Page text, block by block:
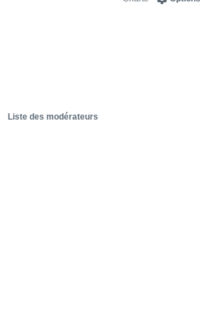
Liste des modérateurs